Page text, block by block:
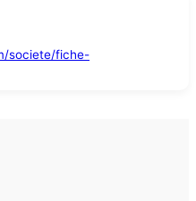
societe/fiche-